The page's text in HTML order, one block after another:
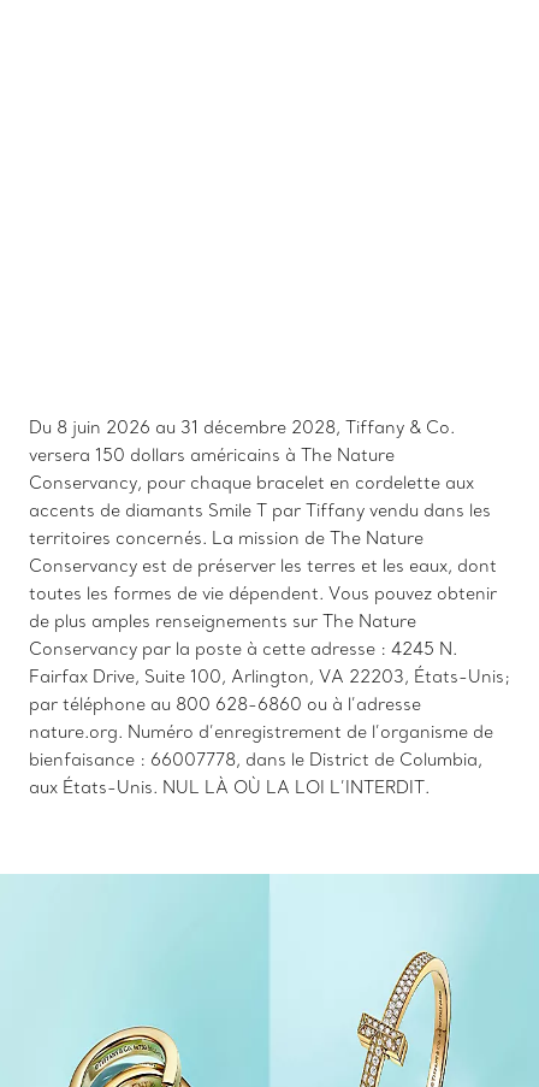
Du 8 juin 2026 au 31 décembre 2028, Tiffany & Co.
versera 150 dollars américains à The Nature
Conservancy, pour chaque bracelet en cordelette aux
accents de diamants Smile T par Tiffany vendu dans les
territoires concernés. La mission de The Nature
Conservancy est de préserver les terres et les eaux, dont
toutes les formes de vie dépendent. Vous pouvez obtenir
de plus amples renseignements sur The Nature
Conservancy par la poste à cette adresse : 4245 N.
Fairfax Drive, Suite 100, Arlington, VA 22203, États-Unis;
par téléphone au 800 628-6860 ou à l’adresse
nature.org. Numéro d’enregistrement de l’organisme de
bienfaisance : 66007778, dans le District de Columbia,
aux États-Unis. NUL LÀ OÙ LA LOI L’INTERDIT.